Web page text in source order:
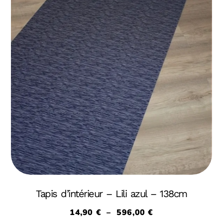
Tapis d’intérieur – Lili azul – 138cm
14,90 € – 596,00€